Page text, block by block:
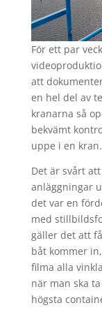
För ett par
att
en hel del av
kranarna så
bekvämt
uppe i en kran.
Det är svårt
anläggningar
det var en
med
gäller det att
båt kommer
filma alla
när man ska
högsta